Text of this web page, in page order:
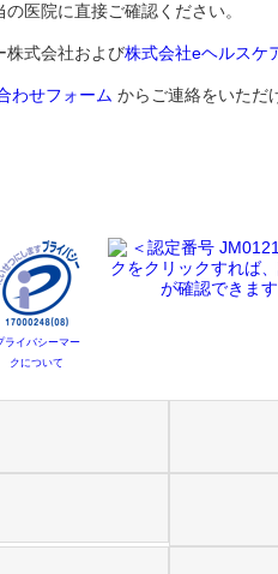
医院に直接ご確認ください。
株式会社および株式会社eヘルスケ
わせフォーム からご連絡をいただ
ライバシーマー
クについて